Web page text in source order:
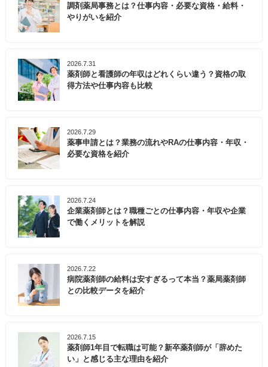
調剤薬局事務とは？仕事内容・必要な資格・給料・
やりがいを紹介
2026.7.31
薬剤師と看護師の年収はどれくらい違う？資格の取
得方法や仕事内容も比較
2026.7.29
薬事申請とは？業務の流れやRAの仕事内容・年収・
必要な資格を紹介
2026.7.24
企業薬剤師とは？職種ごとの仕事内容・年収や企業
で働くメリットを解説
2026.7.22
病院薬剤師の給料は安すぎるって本当？薬局薬剤師
との比較データを紹介
2026.7.15
薬剤師1年目で転職は可能？新卒薬剤師が「辞めた
い」と感じる主な理由を紹介